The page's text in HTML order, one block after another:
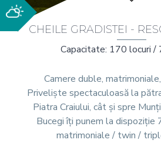
CHEILE GRADISTEI -
Capacitate: 170 locuri /
Camere duble,
Priveliște spectaculoasă la
Piatra Craiului, cât și spre
Bucegi îți punem la dispoziție
matrimoniale / twin /